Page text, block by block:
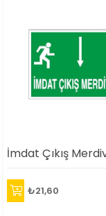
₺21,60